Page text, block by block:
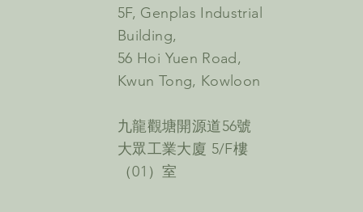
5F, Genplas Industrial
Building,
56 Hoi Yuen Road,
Kwun Tong, Kowloon
九龍觀塘開源道56號
大眾工業大廈 5/F樓
（01）室